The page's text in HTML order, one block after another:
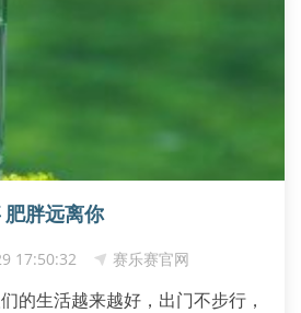
肥胖远离你
17:50:32 赛乐赛官网
的生活越来越好，出门不步行，